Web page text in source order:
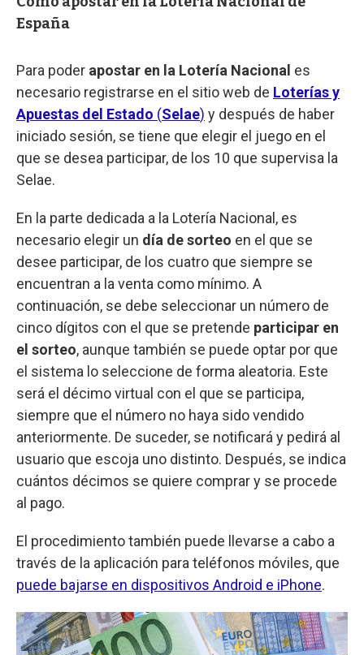
España
Para poder apostar en la Lotería Nacional es
necesario registrarse en el sitio web de Loterías y
Apuestas del Estado (Selae) y después de haber
iniciado sesión, se tiene que elegir el juego en el
que se desea participar, de los 10 que supervisa la
Selae.
En la parte dedicada a la Lotería Nacional, es
necesario elegir un día de sorteo en el que se
desee participar, de los cuatro que siempre se
encuentran a la venta como mínimo. A
continuación, se debe seleccionar un número de
cinco dígitos con el que se pretende participar en
el sorteo, aunque también se puede optar por que
el sistema lo seleccione de forma aleatoria. Este
será el décimo virtual con el que se participa,
siempre que el número no haya sido vendido
anteriormente. De suceder, se notificará y pedirá al
usuario que escoja uno distinto. Después, se indica
cuántos décimos se quiere comprar y se procede
al pago.
El procedimiento también puede llevarse a cabo a
través de la aplicación para teléfonos móviles, que
puede bajarse en dispositivos Android e iPhone.